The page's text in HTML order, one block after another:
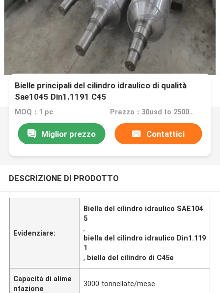
Bielle principali del cilindro idraulico di qualità
Sae1045 Din1.1191 C45
MOQ：1 pc Prezzo：30usd to 2500usd
Miglior prezzo Contattici
DESCRIZIONE DI PRODOTTO
Evidenziare:
Biella del cilindro idraulico SAE104
5
,
biella del cilindro idraulico Din1.119
1
, biella del cilindro di C45e
Capacità di alime
ntazione
3000 tonnellate/mese